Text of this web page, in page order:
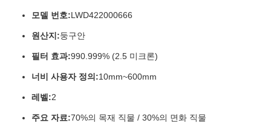
모델 번호:LWD422000666
원산지:둥구안
필터 효과:990.999% (2.5 미크론)
너비 사용자 정의:10mm~600mm
레벨:2
주요 자료:70%의 목재 직물 / 30%의 면화 직물